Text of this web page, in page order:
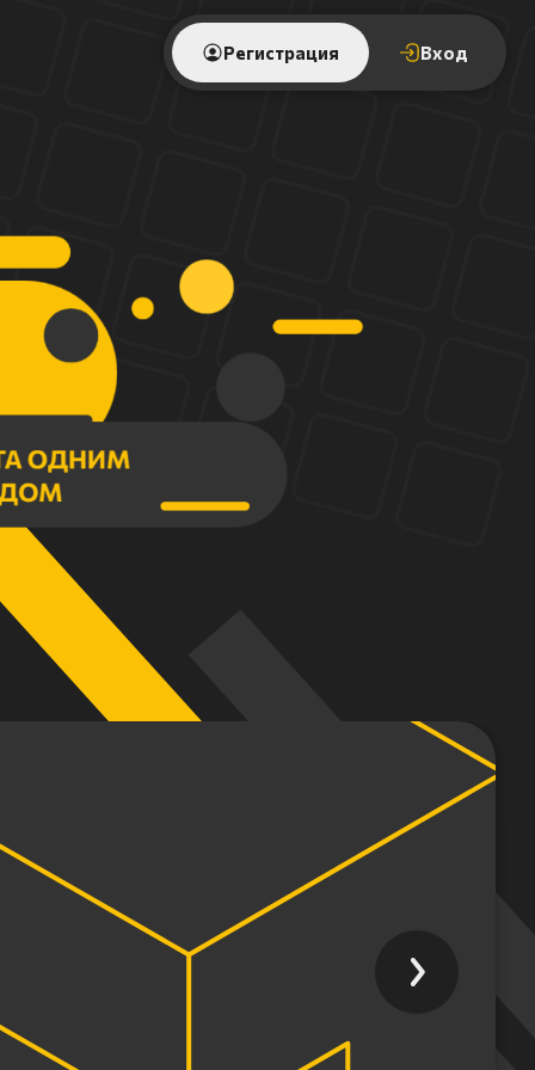
Регистрация Вход